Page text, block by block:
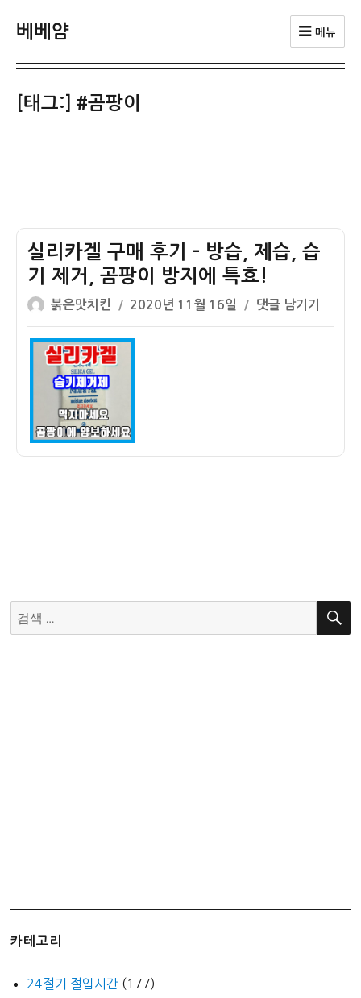
베베얌 메뉴
[태그:] #곰팡이
실리카겔 구매 후기 – 방습, 제습, 습
기 제거, 곰팡이 방지에 특효!
글
쓴
이
붉은맛치킨
작
성
일
2020년 11월 16일
실
리
댓글 남기기
검
색:
검
카테고리
24절기 절입시간 (177)